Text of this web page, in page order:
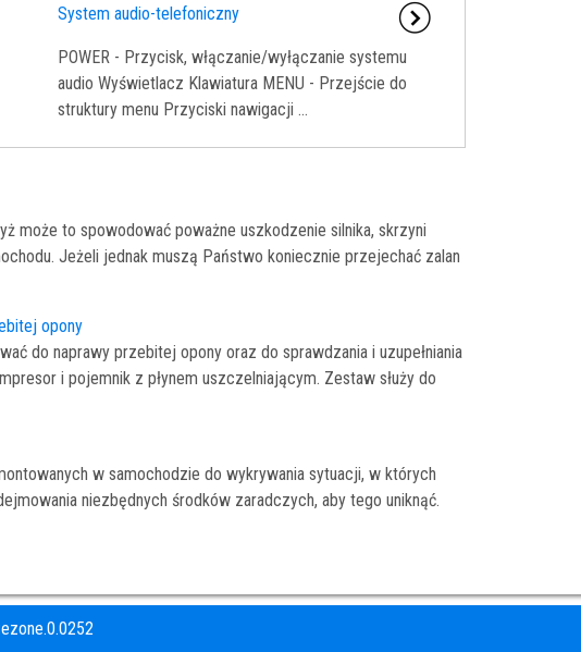
System audio-telefoniczny
POWER - Przycisk, włączanie/wyłączanie systemu
audio Wyświetlacz Klawiatura MENU - Przejście do
struktury menu Przyciski nawigacji ...
może to spowodować poważne uszkodzenie silnika, skrzyni
Jeżeli jednak muszą Państwo koniecznie przejechać zalan
opony
do naprawy przebitej opony oraz do sprawdzania i uzupełniania
i pojemnik z płynem uszczelniającym. Zestaw służy do
w samochodzie do wykrywania sytuacji, w których
niezbędnych środków zaradczych, aby tego uniknąć.